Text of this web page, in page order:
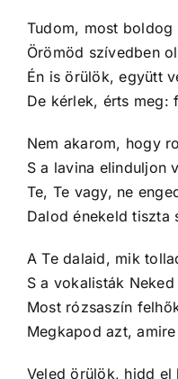
Tudom, most boldog
Örömöd szívedben
Én is örülök, együtt
De kérlek, érts meg:
Nem akarom, hogy
S a lavina elinduljon
Te, Te vagy, ne
Dalod énekeld tiszta
A Te dalaid, mik
S a vokalisták Neked
Most rózsaszín
Megkapod azt,
Veled örülök, hidd el